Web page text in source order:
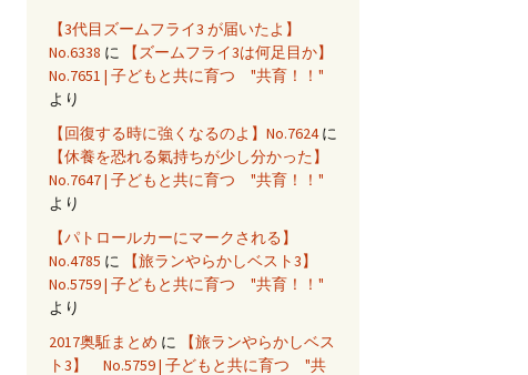
【3代目ズームフライ3 が届いたよ】
No.6338 に
【ズームフライ3は何足目か】
No.7651 | 子どもと共に育つ "共育！！"
より
【回復する時に強くなるのよ】No.7624に
【休養を恐れる氣持ちが少し分かった】
No.7647 | 子どもと共に育つ "共育！！"
より
【パトロールカーにマークされる】
No.4785 に
【旅ランやらかしベスト3】
No.5759 | 子どもと共に育つ "共育！！"
より
2017奥駈まとめ に
【旅ランやらかしベス
ト3】 No.5759 | 子どもと共に育つ "共